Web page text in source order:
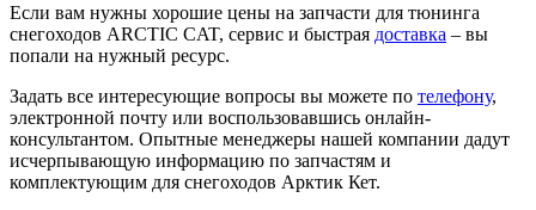
Если вам нужны хорошие цены на запчасти для тюнинга
снегоходов ARCTIC CAT, сервис и быстрая доставка – вы
попали на нужный ресурс.
Задать все интересующие вопросы вы можете по телефону,
электронной почту или воспользовавшись онлайн-
консультантом. Опытные менеджеры нашей компании дадут
исчерпывающую информацию по запчастям и
комплектующим для снегоходов Арктик Кет.